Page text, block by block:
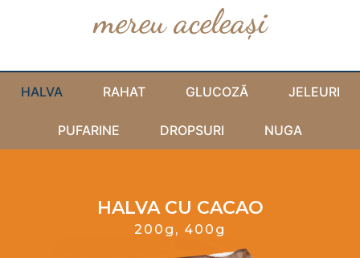
mereu aceleași
HALVA RAHAT GLUCOZĂ JELEURI
PUFARINE DROPSURI NUGA
HALVA CU CACAO
200g, 400g